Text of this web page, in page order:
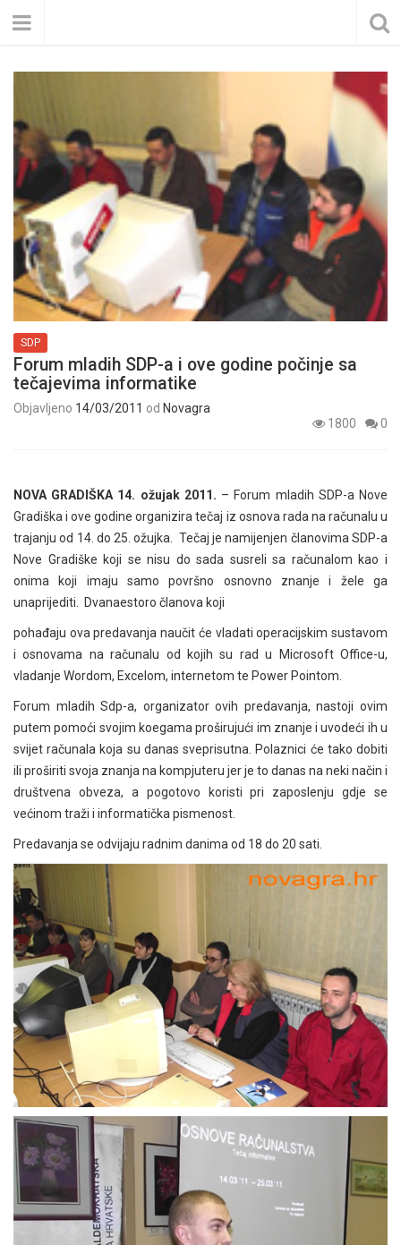
SDP
Forum mladih SDP-a i ove godine počinje sa
tečajevima informatike
Objavljeno 14/03/2011 od Novagra
1800
0
NOVA GRADIŠKA 14. ožujak 2011. – Forum mladih SDP-a Nove
Gradiška i ove godine organizira tečaj iz osnova rada na računalu u
trajanju od 14. do 25. ožujka. Tečaj je namijenjen članovima SDP-a
Nove Gradiške koji se nisu do sada susreli sa računalom kao i
onima koji imaju samo površno osnovno znanje i žele ga
unaprijediti. Dvanaestoro članova koji
pohađaju ova predavanja naučit će vladati operacijskim sustavom
i osnovama na računalu od kojih su rad u Microsoft Office-u,
vladanje Wordom, Excelom, internetom te Power Pointom.
Forum mladih Sdp-a, organizator ovih predavanja, nastoji ovim
putem pomoći svojim koegama proširujući im znanje i uvodeći ih u
svijet računala koja su danas sveprisutna. Polaznici će tako dobiti
ili proširiti svoja znanja na kompjuteru jer je to danas na neki način i
društvena obveza, a pogotovo koristi pri zaposlenju gdje se
većinom traži i informatička pismenost.
Predavanja se odvijaju radnim danima od 18 do 20 sati.